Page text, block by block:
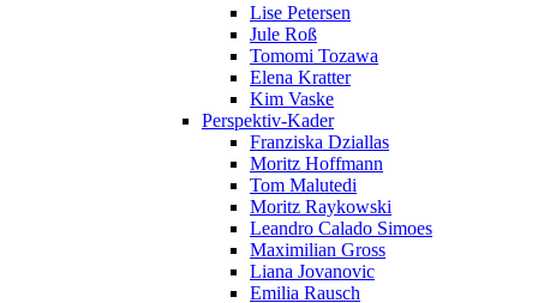
Lise Petersen
Jule Roß
Tomomi Tozawa
Elena Kratter
Kim Vaske
Perspektiv-Kader
Franziska Dziallas
Moritz Hoffmann
Tom Malutedi
Moritz Raykowski
Leandro Calado Simoes
Maximilian Gross
Liana Jovanovic
Emilia Rausch